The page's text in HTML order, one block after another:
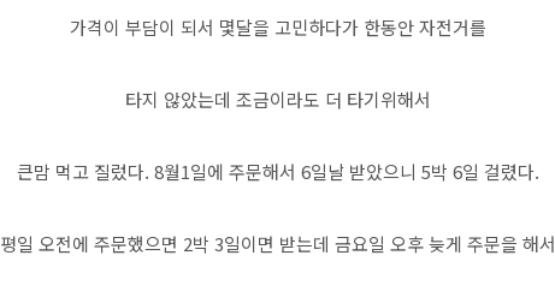
가격이 부담이 되서 몇달을 고민하다가 한동안 자전거를
타지 않았는데 조금이라도 더 타기위해서
큰맘 먹고 질렀다. 8월1일에 주문해서 6일날 받았으니 5박 6일 걸렸다.
평일 오전에 주문했으면 2박 3일이면 받는데 금요일 오후 늦게 주문을 해서